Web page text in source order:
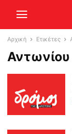
Αρχική Ετικέτες